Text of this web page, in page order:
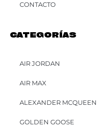
CONTACTO
CATEGORÍAS
AIR JORDAN
AIR MAX
ALEXANDER MCQUEEN
GOLDEN GOOSE